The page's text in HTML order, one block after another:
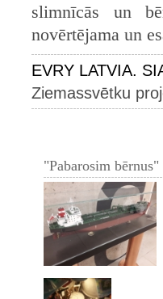
slimnīcās un
novērtējama un
EVRY LATVIA.
Ziemassvētku
"Pabarosim